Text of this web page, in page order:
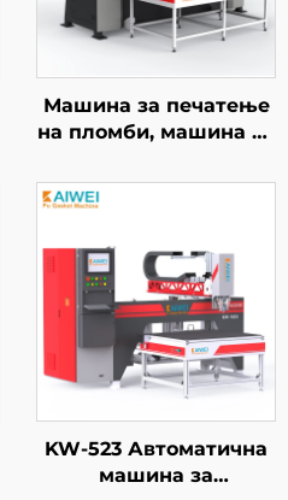
Машина за печатење
на пломби, машина за
KW510A Потпно
автоматична машина
силикон и полиуретан
пломби 1500
KW-523 Автоматична
машина за